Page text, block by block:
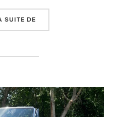
SUITE DE